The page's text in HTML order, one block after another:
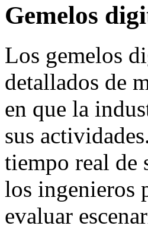
Gemelos
Los gemelos
detallados de
en que la
sus
tiempo real de
los ingenieros
evaluar